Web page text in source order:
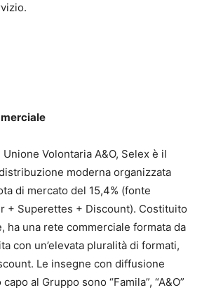
Volontaria A&O, Selex è il
moderna organizzata
di mercato del 15,4% (fonte
+ Superettes + Discount). Costituito
ha una rete commerciale formata da
con un’elevata pluralità di formati,
Le insegne con diffusione
al Gruppo sono “Famila”, “A&O”